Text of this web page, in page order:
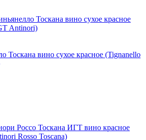
Тоскана вино сухое красное (Tignanello